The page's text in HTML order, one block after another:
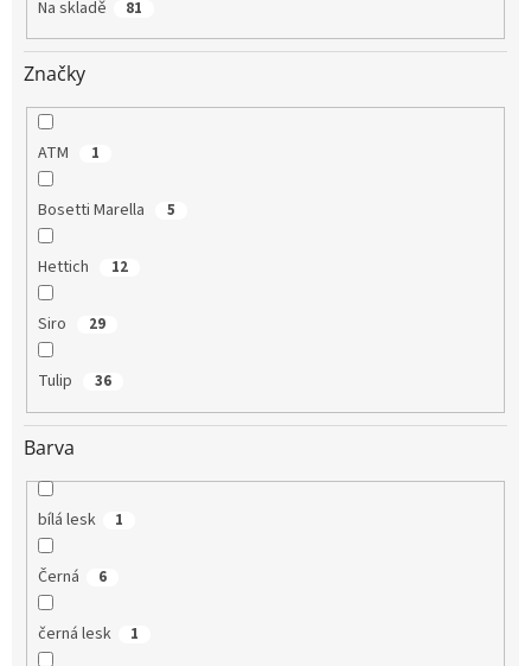
Na skladě 81
Značky
ATM 1
Bosetti Marella 5
Hettich 12
Siro 29
Tulip 36
Barva
bílá lesk 1
Černá 6
černá lesk 1